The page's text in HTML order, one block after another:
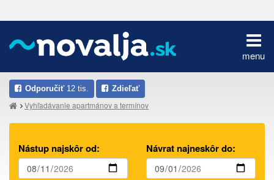
menu
Odporučiť12 tis. Zdieľať
Vyhľadávanie apartmánov a termínov
Nástup najskôr od: Návrat najneskôr do: